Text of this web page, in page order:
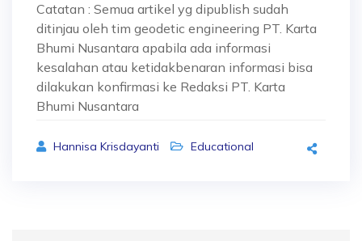
Catatan : Semua artikel yg dipublish sudah
ditinjau oleh tim geodetic engineering PT. Karta
Bhumi Nusantara apabila ada informasi
kesalahan atau ketidakbenaran informasi bisa
dilakukan konfirmasi ke Redaksi PT. Karta
Bhumi Nusantara
Hannisa Krisdayanti Educational